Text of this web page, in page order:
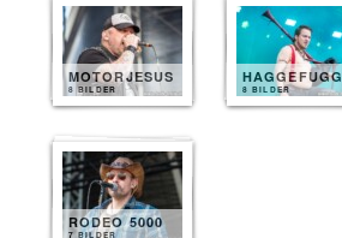
MOTORJESUS
8 BILDER
HAGGEFUGG
8 BILDER
RODEO 5000
7 BILDER